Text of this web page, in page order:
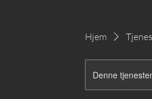
Hjem
Denne